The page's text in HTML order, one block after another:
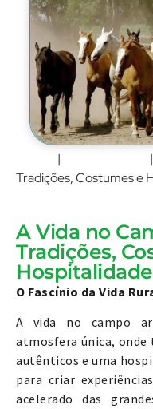
| |
Tradições, Costumes e
A Vida no
Tradições,
Hospitalidade
O Fascínio da Vida
A vida no campo
atmosfera única, onde
autênticos e uma
para criar
acelerado das